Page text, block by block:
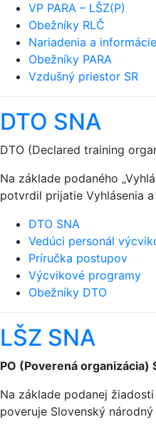
VP PARA – LŠZ(P)
Obežníky RLČ
Nariadenia a
Obežníky PARA
Vzdušný priestor SR
DTO SNA
DTO (Declared training
Na základe podaného
potvrdil prijatie Vyhlásenia
DTO SNA
Vedúci personál
Príručka postupov
Výcvikové programy
Obežníky DTO
LŠZ SNA
PO (Poverená organizácia)
Na základe podanej
poveruje Slovenský